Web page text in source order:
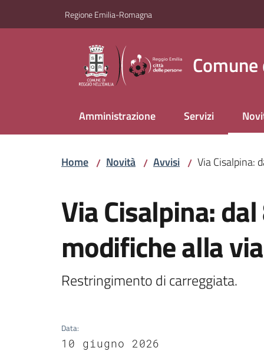
Regione Emilia-Romagna
Amministrazione Servizi
Home / Novità / Avvisi / Via Cisalpina:
Via Cisalpina:
modifiche alla
Restringimento di carreggiata.
Data:
10 giugno 2026